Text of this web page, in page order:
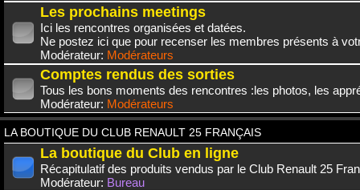
Les prochains meetings
Ici les rencontres organisées et datées.
Ne postez ici que pour recenser les membres présents à
Modérateur: Modérateurs
Comptes rendus des sorties
Tous les bons moments des rencontres :les photos, les
Modérateur: Modérateurs
LA BOUTIQUE DU CLUB RENAULT 25 FRANÇAIS
La boutique du Club en ligne
Récapitulatif des produits vendus par le Club Renault 25
Modérateur: Bureau